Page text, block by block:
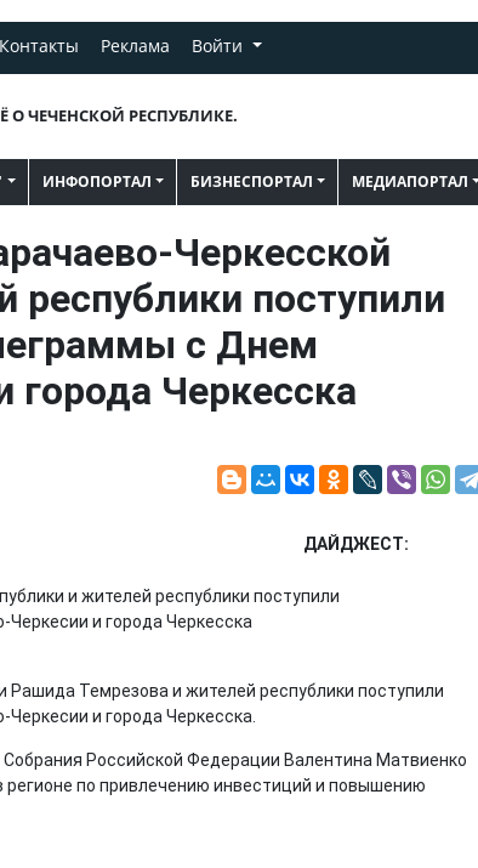
Контакты Реклама Войти
О ЧЕЧЕНСКОЙ РЕСПУБЛИКЕ.
ИНФОПОРТАЛ БИЗНЕСПОРТАЛ МЕДИАПОРТАЛ
Черкесской
республики поступили
с Днем
города Черкесска
ДАЙДЖЕСТ:
Рашида Темрезова и жителей республики поступили
и города Черкесска.
Российской Федерации Валентина Матвиенко
по привлечению инвестиций и повышению